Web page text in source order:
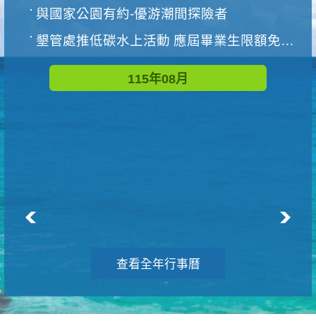
與國家公園有約-優游潮間探險者
墾管處推低碳水上活動 應屆畢業生限額免費參加
115年08月
查看全年行事曆